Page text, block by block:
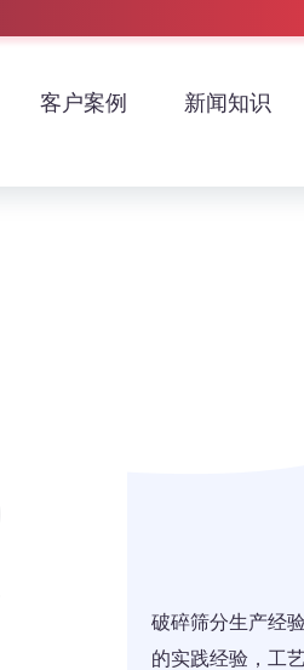
客户案例 新闻知识
破碎筛分生产经
的实践经验，工